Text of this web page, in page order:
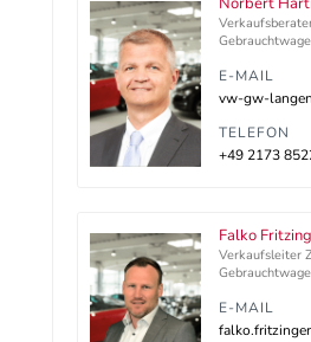
E-MAIL
TELEFON
+49 2173
Falko
Verkaufsleiter
E-MAIL